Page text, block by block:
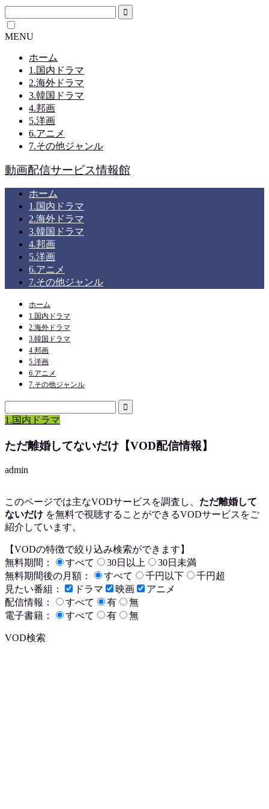
MENU
ホーム
1.国内ドラマ
2.海外ドラマ
3.韓国ドラマ
4.邦画
5.洋画
6.アニメ
7.その他ジャンル
動画配信サービス情報館
ホーム
1.国内ドラマ
2.海外ドラマ
3.韓国ドラマ
4.邦画
5.洋画
6.アニメ
7.その他ジャンル
ホーム
1.国内ドラマ
2.海外ドラマ
3.韓国ドラマ
4.邦画
5.洋画
6.アニメ
7.その他ジャンル
1.国内ドラマ
ただ離婚してないだけ【VOD配信情報】
admin
このページでは主なVODサービスを調査し、 ただ離婚して
ないだけ を無料で視聴することができるVODサービスをご
紹介しています。
【VODの特徴で絞り込み検索ができます】
無料期間：
すべて 30日以上
30日未満
無料期間後の月額：
すべて 千円以下
千円超
見たい番組：
ドラマ 映画
アニメ
配信情報：
すべて 有
無
電子書籍：
すべて 有 無
VOD検索